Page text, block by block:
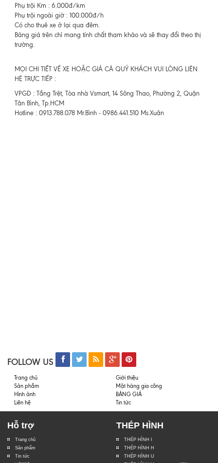
Phụ trội Km : 6.000đ/km
Phụ trội ngoài giờ : 100.000đ/h
Có cho thuê xe ở lại qua đêm.
Bảng giá trên chỉ mang tính chất tham khảo và sẽ thay đổi theo thị
trường.
MỌI CHI TIẾT VỀ XE HOẶC GIÁ CẢ QUÝ KHÁCH VUI LÒNG LIÊN
HỆ TRỰC TIẾP :
VPGD : Tầng Trệt, Tòa nhà Vsmart, 14 Sông Thao, Phường 2, Quận
Tân Bình, Tp.HCM
Hotline : 0913.788.078 Mr.Bình - 0986.441.510 Ms.Xuân
FOLLOW US
Trang chủ
Giới thiệu
Sản phẩm
Mặt hàng gia công
Hình ảnh
BẢNG GIÁ
Liên hệ
Tin tức
Hỗ trợ
Trang chủ
Sản phẩm
Tin tức
THÉP HÌNH
THÉP HÌNH I
THÉP HÌNH H
THÉP HÌNH U